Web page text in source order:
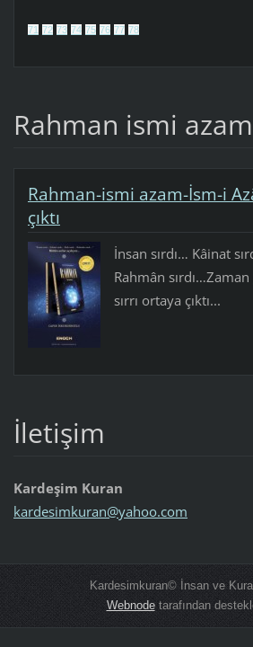
71 72 73 74 75 76 77 78
Rahman ismi azam
Rahman-ismi azam-İsm-i
çıktı
İnsan sırdı… Kâinat
Rahmân
sırrı ortaya çıktı...
İletişim
Kardeşim Kuran
kardesimkuran@yahoo.com
Kardesimkuran© İnsan ve
Webnodetarafından